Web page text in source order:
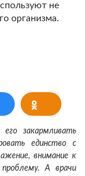
не
организма.
закармливать
единство с
внимание к
А врачи